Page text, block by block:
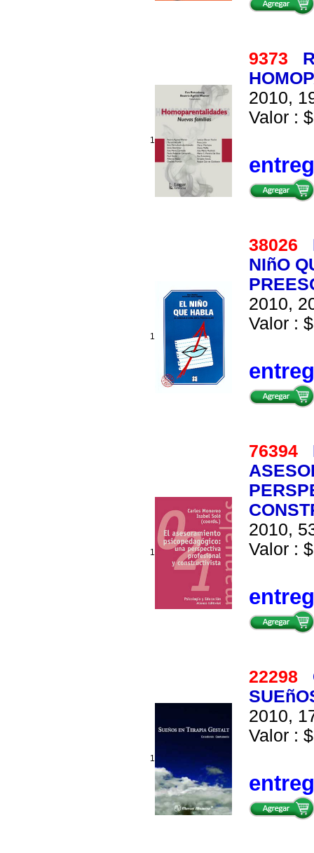
1
9373
2010,
Valor :
1
38026
NIñO
2010,
Valor :
1
76394
2010,
Valor :
1
22298
2010,
Valor :